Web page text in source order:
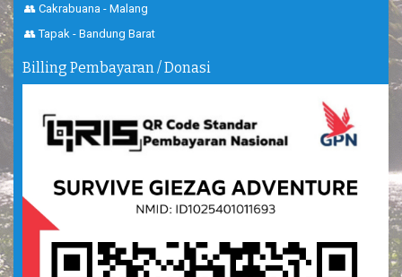
👥 Cakrabuana - Malang
👥 Tapak - Bandung Barat
Billing Pembayaran / Donasi